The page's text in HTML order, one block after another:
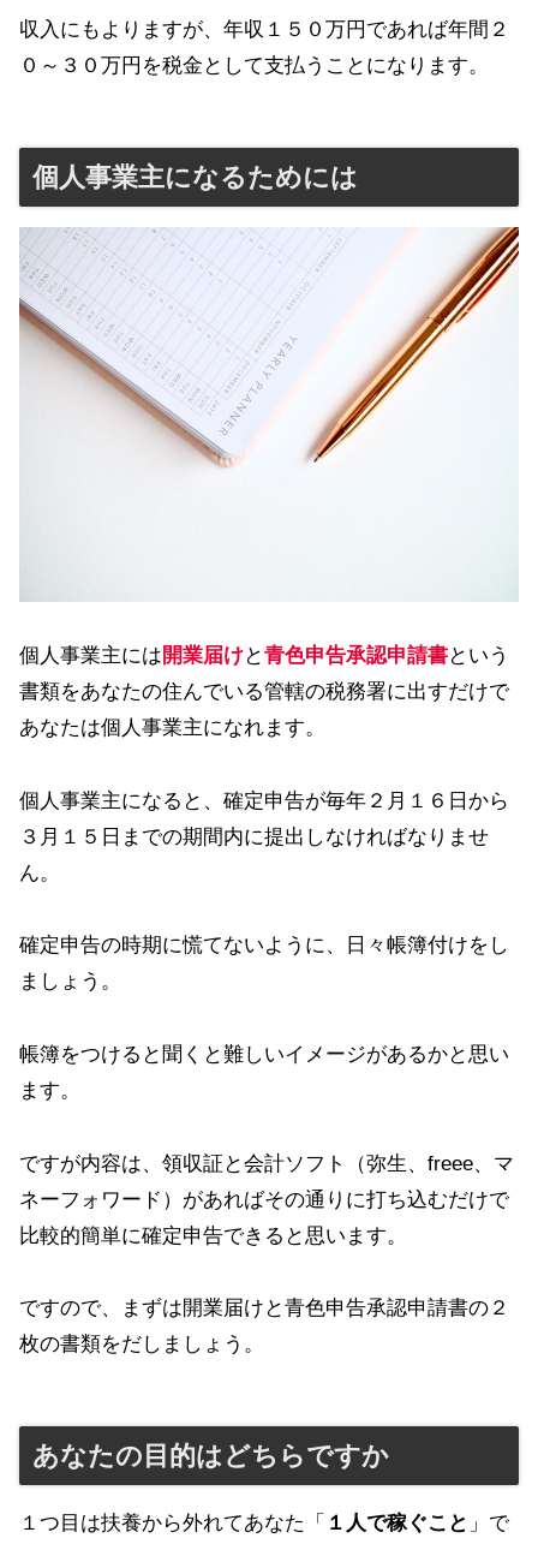
収入にもよりますが、年収１５０万円であれば年間２
０～３０万円を税金として支払うことになります。
個人事業主になるためには
個人事業主には開業届けと青色申告承認申請書という
書類をあなたの住んでいる管轄の税務署に出すだけで
あなたは個人事業主になれます。
個人事業主になると、確定申告が毎年２月１６日から
３月１５日までの期間内に提出しなければなりませ
ん。
確定申告の時期に慌てないように、日々帳簿付けをし
ましょう。
帳簿をつけると聞くと難しいイメージがあるかと思い
ます。
ですが内容は、領収証と会計ソフト（弥生、freee、マ
ネーフォワード）があればその通りに打ち込むだけで
比較的簡単に確定申告できると思います。
ですので、まずは開業届けと青色申告承認申請書の２
枚の書類をだしましょう。
あなたの目的はどちらですか
１つ目は扶養から外れてあなた「 １人で稼ぐこと 」で